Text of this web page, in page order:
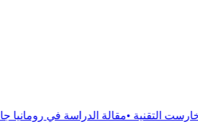
•مقالة الدراسة في رومانيا جامعة بوخارست